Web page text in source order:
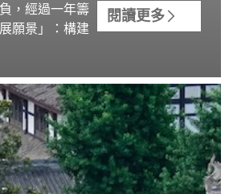
，經過一年籌
願景」：構建
閱讀更多